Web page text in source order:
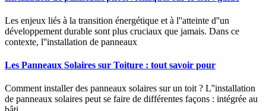
Les enjeux liés à la transition énergétique et à l''atteinte d''un
développement durable sont plus cruciaux que jamais. Dans ce
contexte, l''installation de panneaux
Les Panneaux Solaires sur Toiture : tout savoir pour
Comment installer des panneaux solaires sur un toit ? L''installation
de panneaux solaires peut se faire de différentes façons : intégrée au